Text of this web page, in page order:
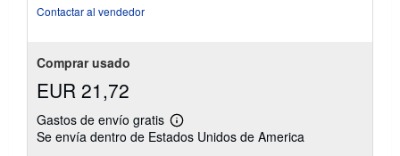
Contactar al vendedor
Comprar usado
EUR 21,72
Gastos de envío gratis
Más
información
Se envía dentro de Estados Unidos de America